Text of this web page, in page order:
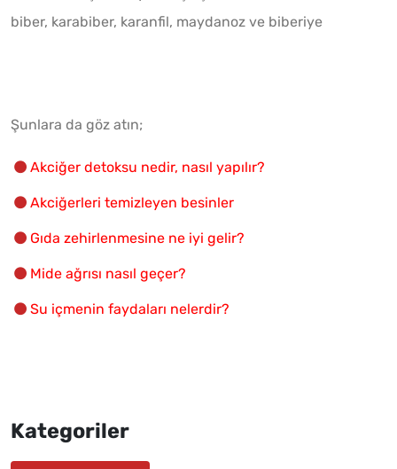
biber, karabiber, karanfil, maydanoz ve biberiye
Şunlara da göz atın;
Akciğer detoksu nedir, nasıl yapılır?
Akciğerleri temizleyen besinler
Gıda zehirlenmesine ne iyi gelir?
Mide ağrısı nasıl geçer?
Su içmenin faydaları nelerdir?
Kategoriler